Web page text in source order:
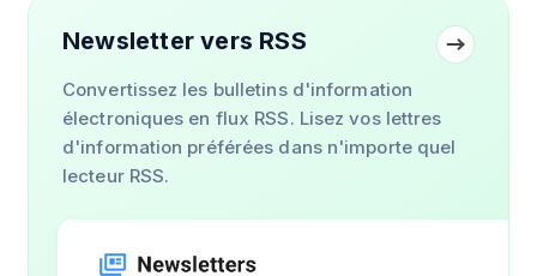
Newsletter vers RSS
Convertissez les bulletins d'information
électroniques en flux RSS. Lisez vos lettres
d'information préférées dans n'importe quel
lecteur RSS.